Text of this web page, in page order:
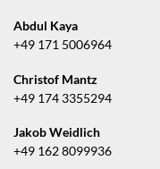
Abdul Kaya
+49 171 5006964
Christof Mantz
+49 174 3355294
Jakob Weidlich
+49 162 8099936